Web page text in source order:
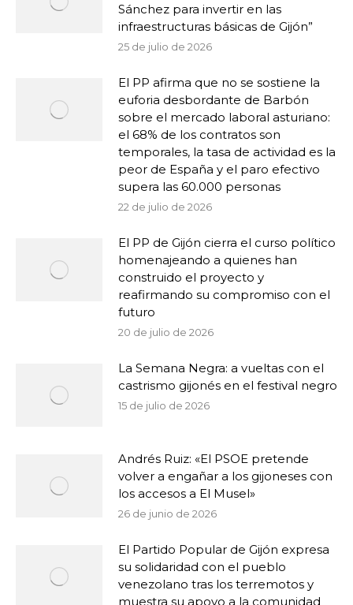
Sánchez para invertir en las
infraestructuras básicas de Gijón”
25 de julio de 2026
El PP afirma que no se sostiene la
euforia desbordante de Barbón
sobre el mercado laboral asturiano:
el 68% de los contratos son
temporales, la tasa de actividad es la
peor de España y el paro efectivo
supera las 60.000 personas
22 de julio de 2026
El PP de Gijón cierra el curso político
homenajeando a quienes han
construido el proyecto y
reafirmando su compromiso con el
futuro
20 de julio de 2026
La Semana Negra: a vueltas con el
castrismo gijonés en el festival negro
15 de julio de 2026
Andrés Ruiz: «El PSOE pretende
volver a engañar a los gijoneses con
los accesos a El Musel»
26 de junio de 2026
El Partido Popular de Gijón expresa
su solidaridad con el pueblo
venezolano tras los terremotos y
muestra su apoyo a la comunidad